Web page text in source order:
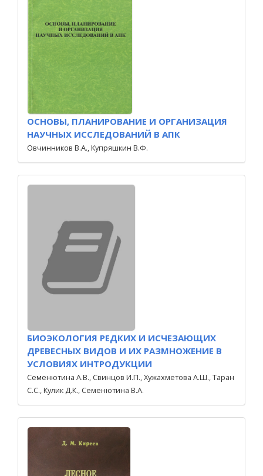
ОСНОВЫ, ПЛАНИРОВАНИЕ И ОРГАНИЗАЦИЯ
НАУЧНЫХ ИССЛЕДОВАНИЙ В АПК
Овчинников В.А., Купряшкин В.Ф.
БИОЭКОЛОГИЯ РЕДКИХ И ИСЧЕЗАЮЩИХ
ДРЕВЕСНЫХ ВИДОВ И ИХ РАЗМНОЖЕНИЕ В
УСЛОВИЯХ ИНТРОДУКЦИИ
Семенютина А.В., Свинцов И.П., Хужахметова А.Ш., Таран
С.С., Кулик Д.К., Семенютина В.А.